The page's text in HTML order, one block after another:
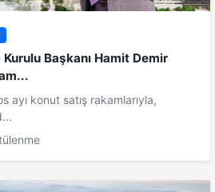
Başkanı Hamit Demir
ayı konut satış rakamlarıyla,